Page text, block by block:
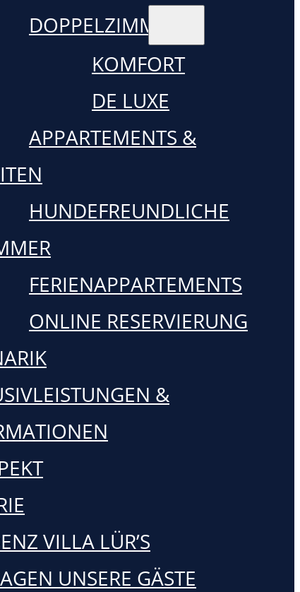
DOPPELZIMMER
KOMFORT
DE LUXE
APPARTEMENTS &
HUNDEFREUNDLICHE
FERIENAPPARTEMENTS
ONLINE RESERVIERUNG
&
VILLA LÜR’S
UNSERE GÄSTE